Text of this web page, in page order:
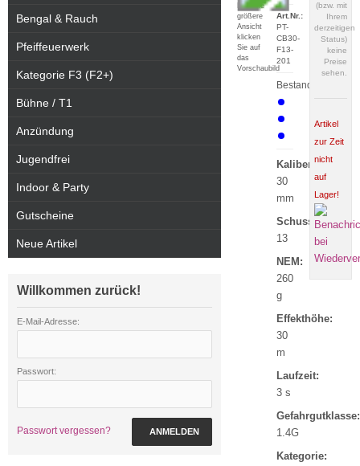
Für eine
größere
Ansicht
klicken
Sie auf
das
Vorschaubild
(bzw. mit
Ihrem
derzeitigen
Status)
keine
Preise
sehen.
Artikel
zur Zeit
nicht
auf
Lager!
Art.Nr.:
PT-
CB30-
F13-
201
Bestand:
Kaliber:
30
mm
Schuss:
13
NEM:
260
g
Effekthöhe:
30
m
Laufzeit:
3 s
Gefahrgutklasse:
1.4G
Kategorie:
Bengal & Rauch
Pfeiffeuerwerk
Kategorie F3 (F2+)
Bühne / T1
Anzündung
Jugendfrei
Indoor & Party
Gutscheine
Neue Artikel
Willkommen zurück!
E-Mail-Adresse:
Passwort:
Passwort vergessen? ANMELDEN